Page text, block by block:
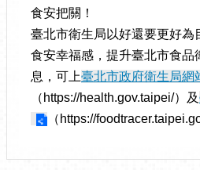
食安把關！
臺北市衛生局以好還要更好為
食安幸福感，提升臺北市食品
息，可上臺北市政府衛生局網
（https://health.gov.taipei/）及
（https://